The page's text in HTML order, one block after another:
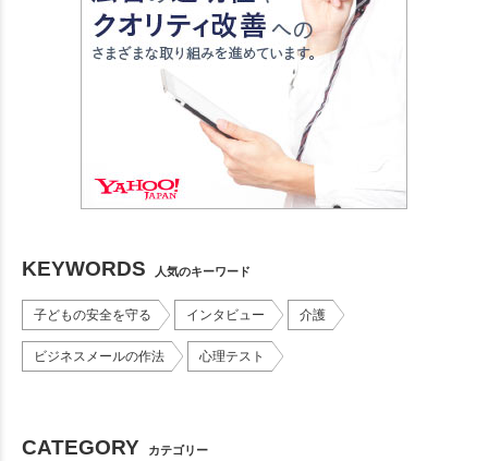
KEYWORDS 人気のキーワード
子どもの安全を守る インタビュー 介護
ビジネスメールの作法 心理テスト
CATEGORY カテゴリー